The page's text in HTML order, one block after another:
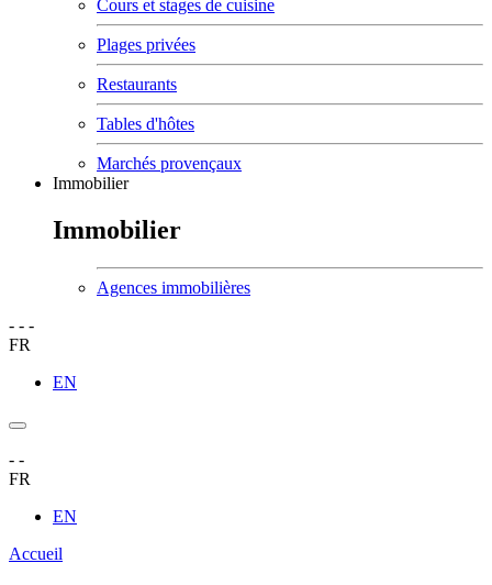
Cours et stages de cuisine
Plages privées
Restaurants
Tables d'hôtes
Marchés provençaux
Immobilier
Immobilier
Agences immobilières
- - -
FR
EN
- -
FR
EN
Accueil